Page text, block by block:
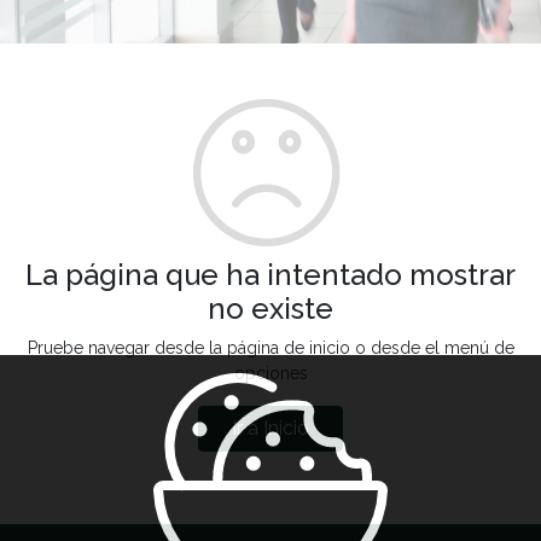
La página que ha intentado mostrar
no existe
Pruebe navegar desde la página de inicio o desde el menú de
opciones
Ir a Inicio